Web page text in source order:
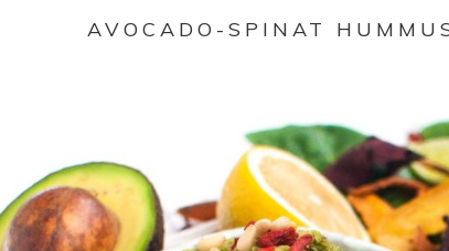
AVOCADO-SPINAT